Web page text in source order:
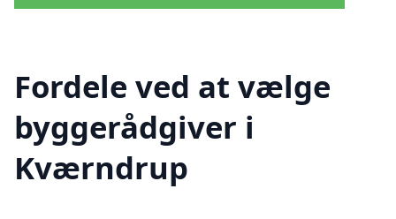
Fordele ved at vælge
byggerådgiver i
Kværndrup